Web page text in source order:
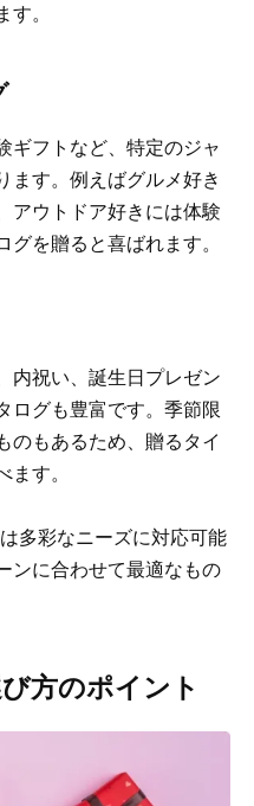
。
ギフトなど、特定のジャ
ます。例えばグルメ好き
アウトドア好きには体験
を贈ると喜ばれます。
内祝い、誕生日プレゼン
ログも豊富です。季節限
のもあるため、贈るタイ
す。
は多彩なニーズに対応可能
ンに合わせて最適なもの
方のポイント